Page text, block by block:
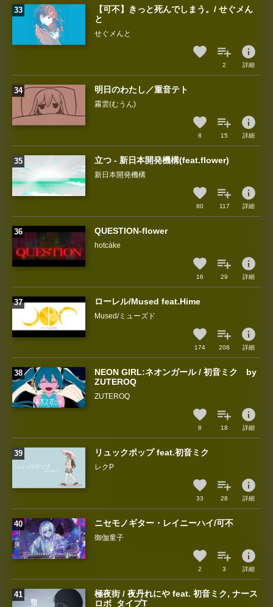
【可不】きっと死んでしまう。/ せぐメん
と
せぐメんと
2
info
詳細
明日のわたし／重音テト
霧雲(むうん)
8 15
info
詳細
立つ - 新日本開発機構(feat.flower)
新日本開発機構
80 117
info
詳細
QUESTION-flower
hotcàke
16 29
info
詳細
ローレル/Mused feat.Hime
Mused/ミューズド
174 208
info
詳細
NEON GIRL:ネオンガール / 初音ミク by
ZUTEROQ
ZUTEROQ
8 18
info
詳細
リュックポップ feat.初音ミク
レクP
33 28
info
詳細
ニセモノギター・レイニーハイ/可不
御伽童子
2 3
info
詳細
極夜街 / 夜丹れにや feat. 初音ミク, ナース
ロボ_タイプT